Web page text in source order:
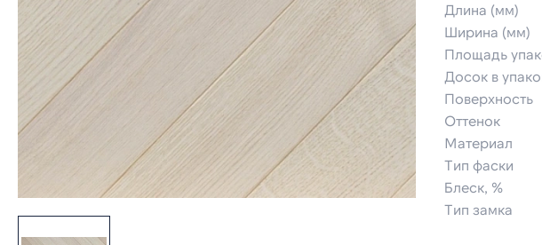
Длина (мм)
Ширина (мм)
Площадь
Досок в
Поверхность
Оттенок
Материал
Тип фаски
Блеск, %
Тип замка